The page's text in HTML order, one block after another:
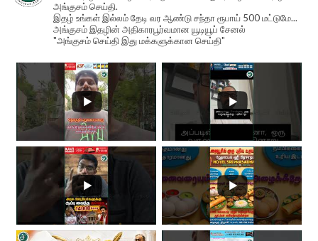
அங்குசம் செய்தி.
இதழ் உங்கள் இல்லம் தேடி வர ஆண்டு சந்தா ரூபாய் 500 மட்டுமே...
அங்குசம் இதழின் அதிகாரபூர்வமான யூடியூப் சேனல்
"அங்குசம் செய்தி இது மக்களுக்கான செய்தி"